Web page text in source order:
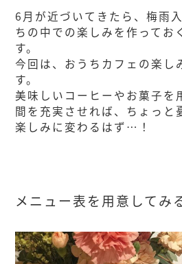
6月が近づいてきたら、梅雨
ちの中での楽しみを作ってお
す。
今回は、おうちカフェの楽し
す。
美味しいコーヒーやお菓子を
間を充実させれば、ちょっと
楽しみに変わるはず…！
メニュー表を用意してみ